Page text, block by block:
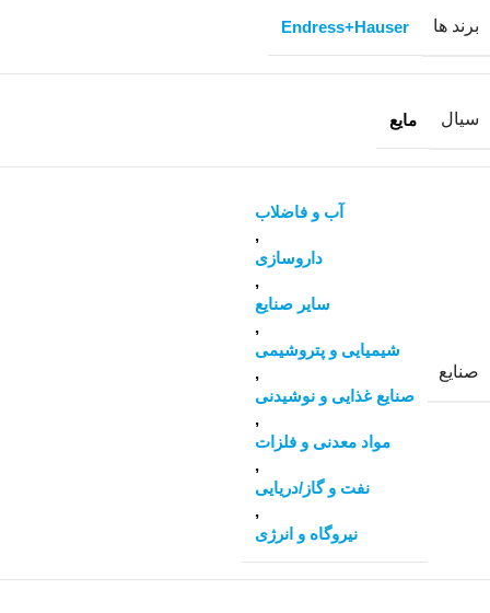
برند ها Endress+Hauser
سیال مایع
صنایع
آب و فاضلاب
,
داروسازی
,
سایر صنایع
,
شیمیایی و پتروشیمی
,
صنایع غذایی و نوشیدنی
,
مواد معدنی و فلزات
,
نفت و گاز/دریایی
,
نیروگاه و انرژی